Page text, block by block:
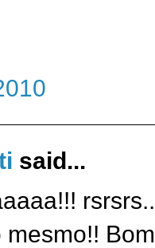
said...
mesmo!!